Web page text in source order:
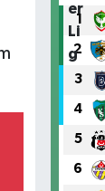
1
2
3
4
5
6